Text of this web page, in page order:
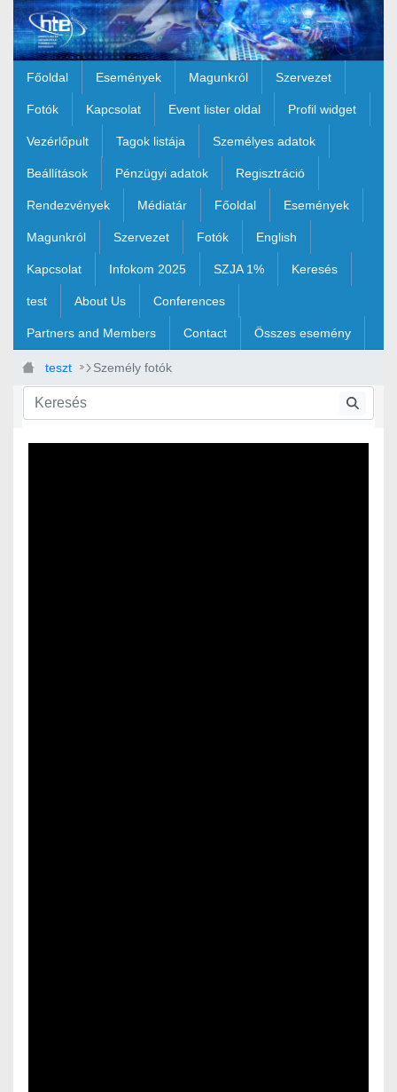
Ugrás a fő tartalomhoz
Főoldal Események Magunkról Szervezet
Fotók Kapcsolat Event lister oldal Profil widget
Vezérlőpult Tagok listája Személyes adatok
Beállítások Pénzügyi adatok Regisztráció
Rendezvények Médiatár Főoldal Események
Magunkról Szervezet Fotók English
Kapcsolat Infokom 2025 SZJA 1% Keresés
test About Us Conferences
Partners and Members Contact Összes esemény
teszt Személy fotók